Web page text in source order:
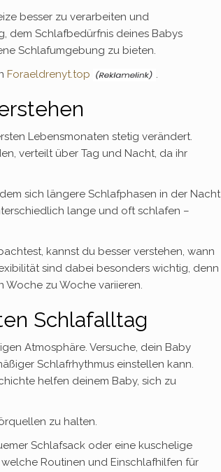
besser zu verarbeiten und
dem Schlafbedürfnis deines Babys
Schlafumgebung zu bieten.
Foraeldrenyt.top .
Lebensmonaten stetig verändert.
verteilt über Tag und Nacht, da ihr
sich längere Schlafphasen in der Nacht
lange und oft schlafen –
kannst du besser verstehen, wann
sind dabei besonders wichtig, denn
Woche zu Woche variieren.
Schlafalltag
Atmosphäre. Versuche, dein Baby
Schlafrhythmus einstellen kann.
helfen deinem Baby, sich zu
zu halten.
Schlafsack oder eine kuschelige
Routinen und Einschlafhilfen für